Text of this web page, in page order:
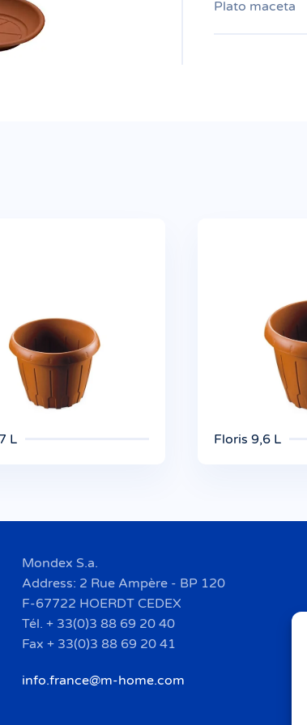
Plato maceta
L Floris 9,6 L
Mondex S.a.
Address: 2 Rue Ampère - BP 120
F-67722 HOERDT CEDEX
Tél. + 33(0)3 88 69 20 40
Fax + 33(0)3 88 69 20 41
info.france@m-home.com